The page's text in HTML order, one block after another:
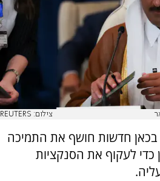
צילום: REUTERS
בכאן חדשות חושף את התמיכה
לעקוף את הסנקציות